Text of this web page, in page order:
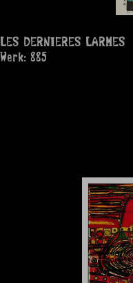
LES DERNIERES LARMES
Werk: 885